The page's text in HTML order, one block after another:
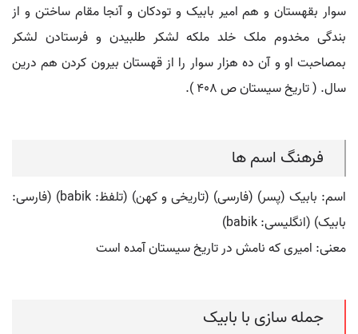
سوار بقهستان و هم امیر بابیک و تودکان و آنجا مقام ساختن و از
بندگی مخدوم ملک خلد ملکه لشکر طلبیدن و فرستادن لشکر
بمصاحبت او و آن ده هزار سوار را از قهستان بیرون کردن هم درین
سال. ( تاریخ سیستان ص 408 ).
فرهنگ اسم ها
اسم: بابیک (پسر) (فارسی) (تاریخی و کهن) (تلفظ: babik) (فارسی:
بابیک) (انگلیسی: babik)
معنی: امیری که نامش در تاریخ سیستان آمده است
جمله سازی با بابیک